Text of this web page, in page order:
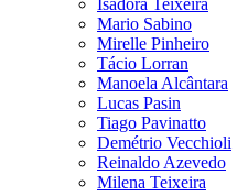
Mario Sabino
Mirelle Pinheiro
Tácio Lorran
Manoela Alcântara
Lucas Pasin
Tiago Pavinatto
Demétrio Vecchioli
Reinaldo Azevedo
Milena Teixeira